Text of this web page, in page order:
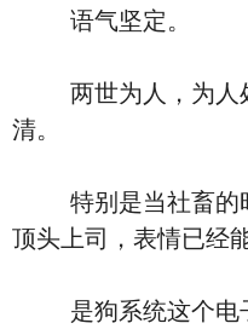
语气坚定。
两世为人，为人处
清。
特别是当社畜的时
顶头上司，表情已经
是狗系统这个电子